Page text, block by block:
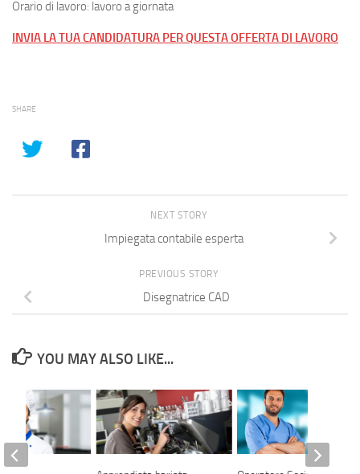
Orario di lavoro: lavoro a giornata
INVIA LA TUA CANDIDATURA PER QUESTA OFFERTA DI LAVORO
SHARE
NEXT STORY
Impiegata contabile esperta
PREVIOUS STORY
Disegnatrice CAD
YOU MAY ALSO LIKE...